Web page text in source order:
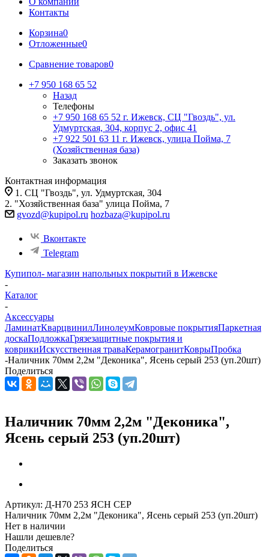
Контакты
Корзина0
Отложенные0
Сравнение товаров0
+7 950 168 65 52
Назад
Телефоны
+7 950 168 65 52 г. Ижевск, СЦ "Гвоздь", ул.
Удмуртская, 304, корпус 2, офис 41
+7 922 501 63 11 г. Ижевск, улица Пойма, 7
(Хозяйственная база)
Заказать звонок
Контактная информация
1. СЦ "Гвоздь", ул. Удмуртская, 304
2. "Хозяйственная база" улица Пойма, 7
gvozd@kupipol.ru hozbaza@kupipol.ru
Вконтакте
Telegram
Купипол- магазин напольных покрытий в Ижевске
-
Каталог
-
Аксессуары
ЛаминатКварцвинилЛинолеумКовровые покрытияПаркетная
доскаПодложкаГрязезащитные покрытия и
коврикиИскусственная траваКерамогранитКоврыПробка
-Наличник 70мм 2,2м "Деконика", Ясень серый 253 (уп.20шт)
Поделиться
Наличник 70мм 2,2м "Деконика",
Ясень серый 253 (уп.20шт)
Артикул: Д-Н70 253 ЯСН СЕР
Наличник 70мм 2,2м "Деконика", Ясень серый 253 (уп.20шт)
Нет в наличии
Нашли дешевле?
Поделиться